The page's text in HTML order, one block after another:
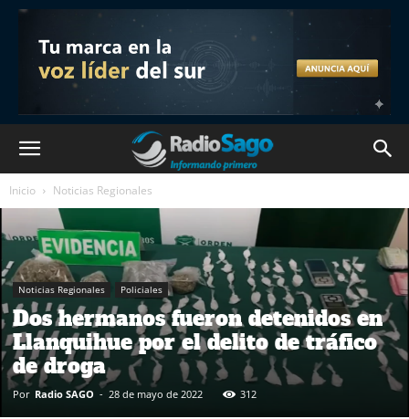
Inicio Noticias Regionales
Noticias Regionales Policiales
Dos hermanos fueron detenidos en
Llanquihue por el delito de tráfico
de droga
Por Radio SAGO - 28 de mayo de 2022 312